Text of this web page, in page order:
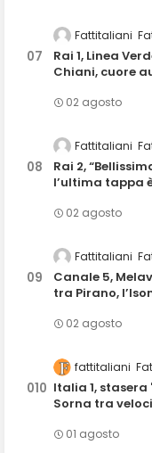
Fattitaliani
Rai 1, Linea
Chiani, cuore
02 agosto
Fattitaliani
Rai 2,
l’ultima tappa
02 agosto
Fattitaliani
Canale 5,
tra Pirano,
02 agosto
fattitaliani
Italia 1,
Sorna tra
01 agosto